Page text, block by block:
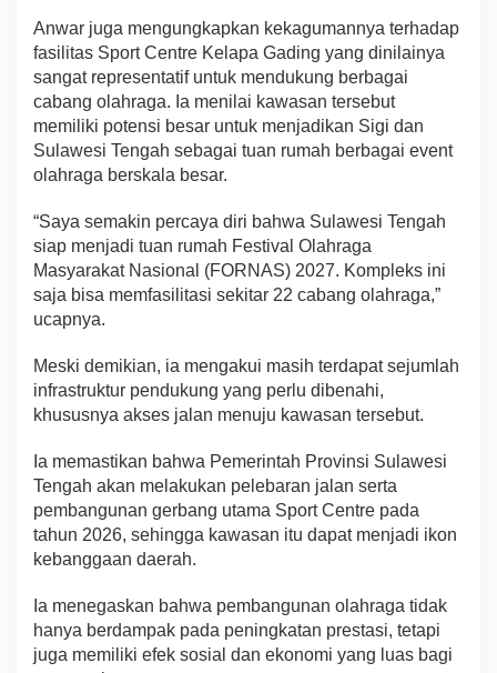
Anwar juga mengungkapkan kekagumannya terhadap
fasilitas Sport Centre Kelapa Gading yang dinilainya
sangat representatif untuk mendukung berbagai
cabang olahraga. Ia menilai kawasan tersebut
memiliki potensi besar untuk menjadikan Sigi dan
Sulawesi Tengah sebagai tuan rumah berbagai event
olahraga berskala besar.
“Saya semakin percaya diri bahwa Sulawesi Tengah
siap menjadi tuan rumah Festival Olahraga
Masyarakat Nasional (FORNAS) 2027. Kompleks ini
saja bisa memfasilitasi sekitar 22 cabang olahraga,”
ucapnya.
Meski demikian, ia mengakui masih terdapat sejumlah
infrastruktur pendukung yang perlu dibenahi,
khususnya akses jalan menuju kawasan tersebut.
Ia memastikan bahwa Pemerintah Provinsi Sulawesi
Tengah akan melakukan pelebaran jalan serta
pembangunan gerbang utama Sport Centre pada
tahun 2026, sehingga kawasan itu dapat menjadi ikon
kebanggaan daerah.
Ia menegaskan bahwa pembangunan olahraga tidak
hanya berdampak pada peningkatan prestasi, tetapi
juga memiliki efek sosial dan ekonomi yang luas bagi